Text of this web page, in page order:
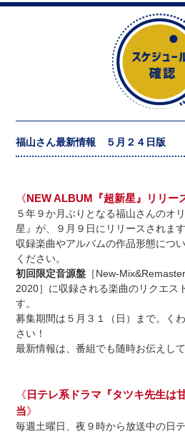
福山さん最新情報 ５月２４日版
《NEW ALBUM『超新星』リリー
５年９か月ぶりとなる福山さんのオ
星』が、９月９日にリリースされます
収録楽曲やアルバムの作品形態につ
ください。
初回限定音源盤 ［New-
2020］に収録される楽曲のリクエス
す。
募集期間は５月３１（日）まで。く
さい！
最新情報は、番組でも随時お伝えし
《 日テレ系ドラマ『タツキ先生は
当》
毎週土曜日、夜９時から放送中の日